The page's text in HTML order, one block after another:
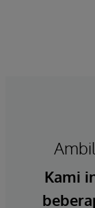
Kami